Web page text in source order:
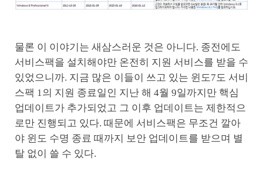
물론 이 이야기는 새삼스러운 것은 아니다. 종전에도
서비스팩을 설치해야만 온전히 지원 서비스를 받을 수
있었으니까. 지금 많은 이들이 쓰고 있는 윈도7도 서비
스팩 1의 지원 종료일인 지난 해 4월 9일까지만 핵심
업데이트가 추가되었고 그 이후 업데이트는 제한적으
로만 진행되고 있다. 때문에 서비스팩은 무조건 깔아
야 윈도 수명 종료 때까지 보안 업데이트를 받으며 별
탈 없이 쓸 수 있다.